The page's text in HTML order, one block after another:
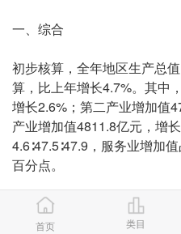
一、综合
初步核算，全年地区生产总
算，比上年增长4.7%。其中
增长2.6%；第二产业增加值
产业增加值4811.8亿元，增
4.6∶47.5∶47.9，服务业增加
百分点。
全年新登记私营企业3.49万
登记私营企业注册资本
首页 类目